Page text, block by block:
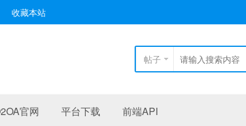
收藏本站
帖子
官网 平台下载 前端API